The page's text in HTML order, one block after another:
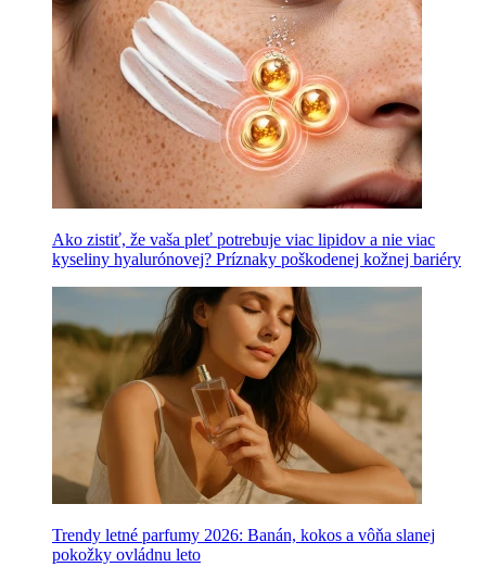
Ako zistiť, že vaša pleť potrebuje viac lipidov a nie viac
kyseliny hyalurónovej? Príznaky poškodenej kožnej bariéry
Trendy letné parfumy 2026: Banán, kokos a vôňa slanej
pokožky ovládnu leto